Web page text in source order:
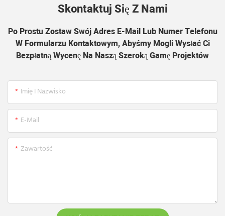
Skontaktuj Się Z Nami
Po Prostu Zostaw Swój Adres E-Mail Lub Numer Telefonu
W Formularzu Kontaktowym, Abyśmy Mogli Wysłać Ci
Bezpłatną Wycenę Na Naszą Szeroką Gamę Projektów
Imię I Nazwisko
E-Mail
Zawartość